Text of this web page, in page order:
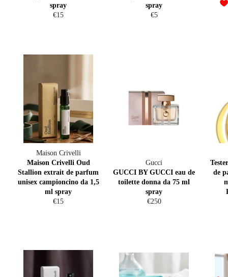
spray
Prezzo
€15
spray
Prezzo
€5
Maison Crivelli
Maison Crivelli Oud
Stallion extrait de parfum
unisex campioncino da 1,5
ml spray
Prezzo
€15
Gucci
GUCCI BY GUCCI eau de
toilette donna da 75 ml
spray
Prezzo
€250
de